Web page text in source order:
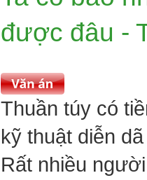
được đâu -
Thuần túy có
kỹ thuật diễn
Rất nhiều